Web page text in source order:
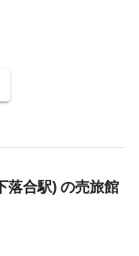
落合駅) の売旅館